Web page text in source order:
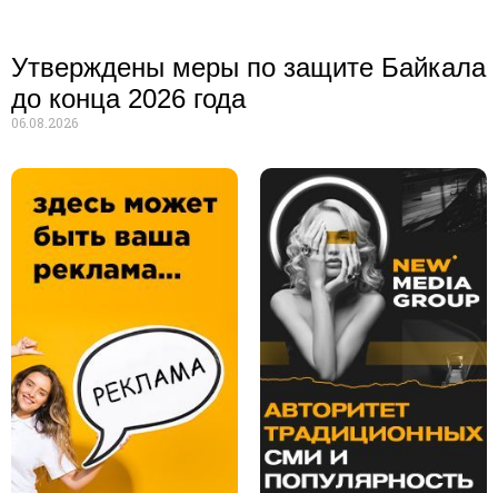
Утверждены меры по защите Байкала
до конца 2026 года
06.08.2026